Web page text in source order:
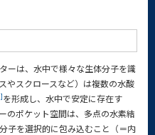
ーは、水中で様々な生体分子を識
やスクロースなど）は複数の水酸
を形成し、水中で安定に存在す
のポケット空間は、多点の水素結
子を選択的に包み込むこと（＝内